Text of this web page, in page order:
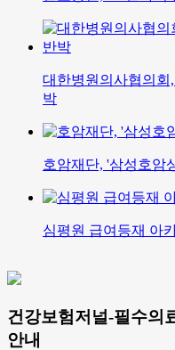
대한병원의사협의회
박
호암재단, '삼성호암
심평원 급여등재 아
건강보험저널-필수의
안내